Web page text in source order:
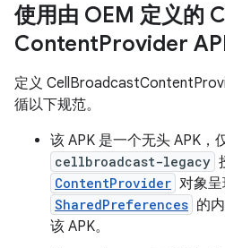
使用由 OEM 定义的
ContentProvider
定义
循以下规范。
该 APK 是一个无头 APK，
cellbroadcast-legacy
ContentProvider 对象
SharedPreferences 的
该 APK。